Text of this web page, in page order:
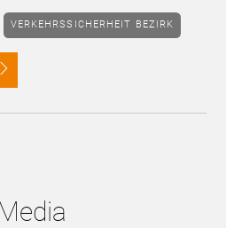
VERKEHRSSICHERHEIT BEZIRK